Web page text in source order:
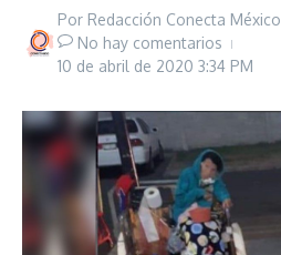
Por Redacción Conecta México
No hay comentarios
10 de abril de 2020 3:34 PM